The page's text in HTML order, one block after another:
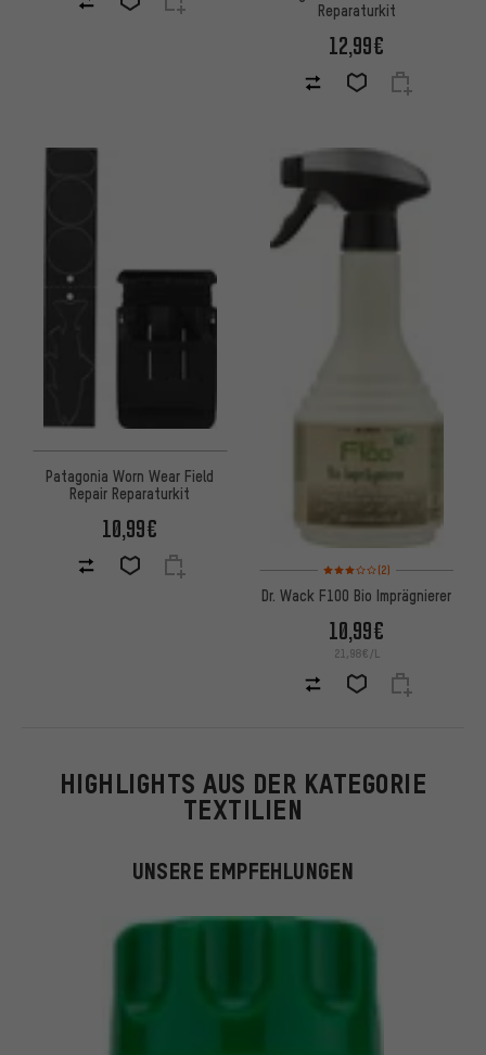
Reparaturkit
12,99€
Patagonia Worn Wear Field
Repair Reparaturkit
10,99€
Bewertungen: 3 von 5
(2)
Dr. Wack F100 Bio Imprägnierer
10,99€
21,98€/L
HIGHLIGHTS AUS DER KATEGORIE
TEXTILIEN
UNSERE EMPFEHLUNGEN